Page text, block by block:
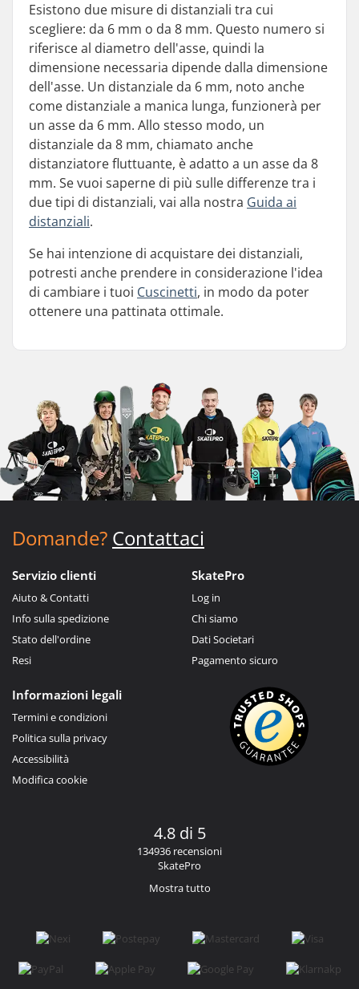
Esistono due misure di distanziali tra cui
scegliere: da 6 mm o da 8 mm. Questo numero si
riferisce al diametro dell'asse, quindi la
dimensione necessaria dipende dalla dimensione
dell'asse. Un distanziale da 6 mm, noto anche
come distanziale a manica lunga, funzionerà per
un asse da 6 mm. Allo stesso modo, un
distanziale da 8 mm, chiamato anche
distanziatore fluttuante, è adatto a un asse da 8
mm. Se vuoi saperne di più sulle differenze tra i
due tipi di distanziali, vai alla nostra Guida ai
distanziali.
Se hai intenzione di acquistare dei distanziali,
potresti anche prendere in considerazione l'idea
di cambiare i tuoi Cuscinetti, in modo da poter
ottenere una pattinata ottimale.
Domande? Contattaci
Servizio clienti
Aiuto & Contatti
Info sulla spedizione
Stato dell'ordine
Resi
SkatePro
Log in
Chi siamo
Dati Societari
Pagamento sicuro
Informazioni legali
Termini e condizioni
Politica sulla privacy
Accessibilità
Modifica cookie
4.8 di 5
134936 recensioni
SkatePro
Mostra tutto